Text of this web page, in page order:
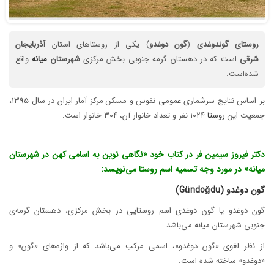
روستای گوندوغدی (گون دوغدو) یکی از روستاهای استانآذربایجان
شرقی است که در دهستان گرمه جنوبی بخش مرکزیشهرستان میانهواقع
شده‌است.
بر اساس نتایج سرشماری عمومی نفوس و مسکن مرکز آمار ایران در سال ۱۳۹۵،
جمعیت این روستا
دکتر فیروز سیمین فر در کتاب خود «نگاهی نوین به اسامی کهن در شهرستان
میانه» در مورد وجه تسمیه اسم روستا می‌نویسد:
گون دوغدو (G
ündoğdu)
گون دوغدو یا گون دوغدی اسم روستایی در بخش مرکزی، دهستان گرمه‌ی
جنوبی شهرستان میانه می‌باشد.
از نظر لغوی «گون دوغدو»، اسمی مرکب می‌باشد که از واژه‌های «گون» و
«دوغدو» ساخته شده است.